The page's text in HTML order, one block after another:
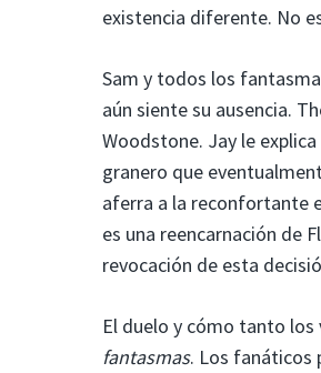
existencia diferente. No
Sam y todos los
aún siente su ausencia.
Woodstone. Jay le
granero que
aferra a la reconfortante
es una reencarnación de
revocación de esta
El duelo y cómo tanto
fantasmas. Los fanáticos